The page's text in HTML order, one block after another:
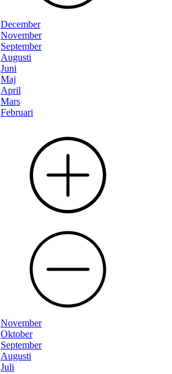
December
November
September
Augusti
Juni
Maj
April
Mars
Februari
November
Oktober
September
Augusti
Juli